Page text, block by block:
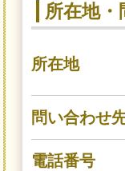
所在地
所在地
問い合わせ
電話番号